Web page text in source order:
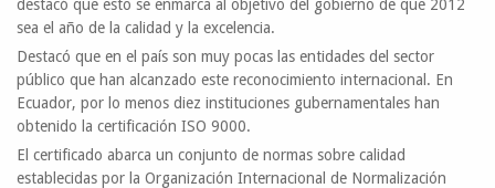
destacó que esto se enmarca al objetivo del gobierno de que 2012
sea el año de la calidad y la excelencia.
Destacó que en el país son muy pocas las entidades del sector
público que han alcanzado este reconocimiento internacional. En
Ecuador, por lo menos diez instituciones gubernamentales han
obtenido la certificación ISO 9000.
El certificado abarca un conjunto de normas sobre calidad
establecidas por la Organización Internacional de Normalización